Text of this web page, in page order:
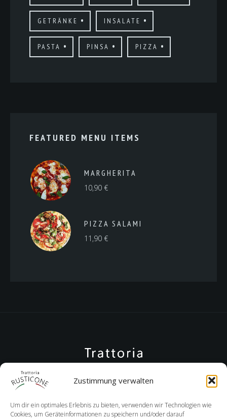
Zustimmung verwalten
Um dir ein optimales Erlebnis zu bieten, verwenden wir Technologien wie
Cookies, um Geräteinformationen zu speichern und/oder darauf
GETRÄNKE INSALATE
PASTA PINSA PIZZA
FEATURED MENU ITEMS
MARGHERITA
10,90 €
PIZZA SALAMI
11,90 €